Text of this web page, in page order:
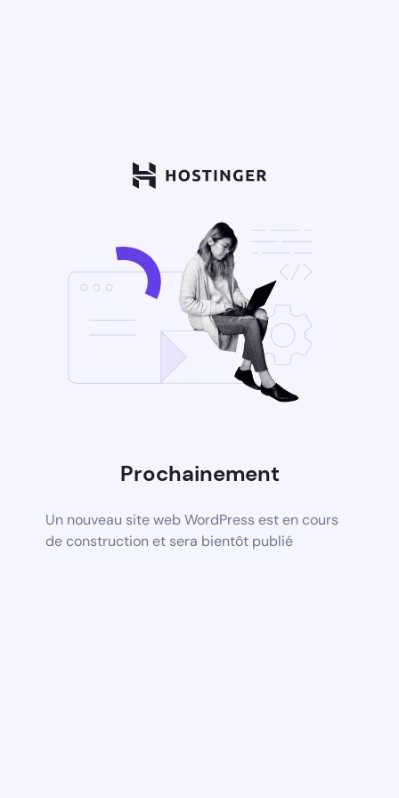
Prochainement
Un nouveau site web WordPress est en cours
de construction et sera bientôt publié